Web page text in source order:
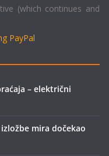
(which continues and
PayPal
– električni
mira dočekao